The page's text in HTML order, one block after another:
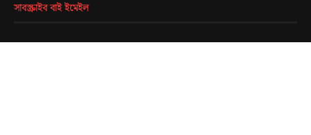
সাবস্ক্রাইব বাই ইমেইল